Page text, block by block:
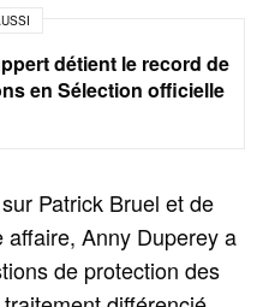
détient le record de
en Sélection officielle
Patrick Bruel et de
Anny Duperey a
de protection des